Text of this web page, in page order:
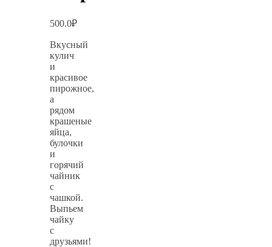
500.0₽
Вкусный
кулич
и
красивое
пирожное,
а
рядом
крашеные
яйца,
булочки
и
горячий
чайник
с
чашкой.
Выпьем
чайку
с
друзьями!